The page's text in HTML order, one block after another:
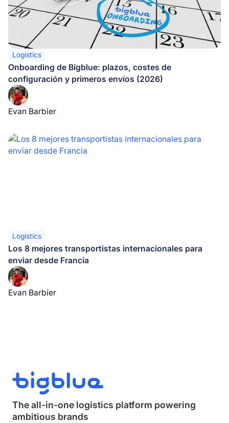
Logistics
Onboarding de Bigblue: plazos, costes de
configuración y primeros envíos (2026)
Evan Barbier
Logistics
Los 8 mejores transportistas internacionales para
enviar desde Francia
Evan Barbier
The all-in-one logistics platform powering
ambitious brands